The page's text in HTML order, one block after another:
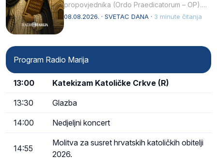
propovjednika (Ordo Praedicatorum – OP).
Svojim životom, dubokom ljubavlju prema
08.08.2026. · SVETAC DANA · 3 minute čitanja
Program Radio Marija
13:00 Katekizam Katoličke Crkve (R)
13:30 Glazba
14:00 Nedjeljni koncert
14:55
Molitva za susret hrvatskih katoličkih obitelji
2026.